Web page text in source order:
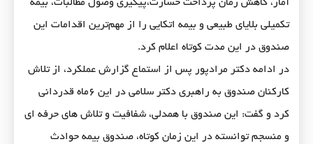
آمار، کاهش زمان پرداخت خسارت،پیگیری وصول مطالبات، بیمه
تکمیلی بلایای طبیعی و بیمه اتکایی را از مهم‌ترین اقدامات این
صندوق در این مدت کوتاه اعلام کرد.
در ادامه دکتر مرادپور پس از استماع گزارش عملکرد، از تلاش
کارکنان صندوق به راهبری دکتر سلامی در این ۶ماه قدردانی
کرد و گفت: این صندوق با همدلی، شفافیت و تلاش های حرفه ای
و منسجم توانسته در این زمان کوتاه، صندوق بیمه حوادث